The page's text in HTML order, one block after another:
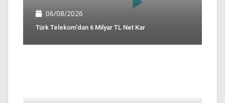
06/08/2026
Türk Telekom'dan 6 Milyar TL Net Kar